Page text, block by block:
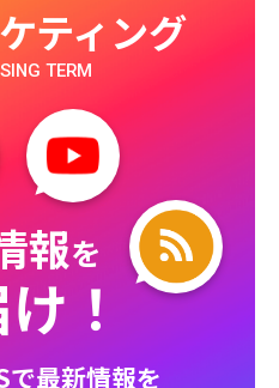
ティング
TERM
報を
！
で最新情報を